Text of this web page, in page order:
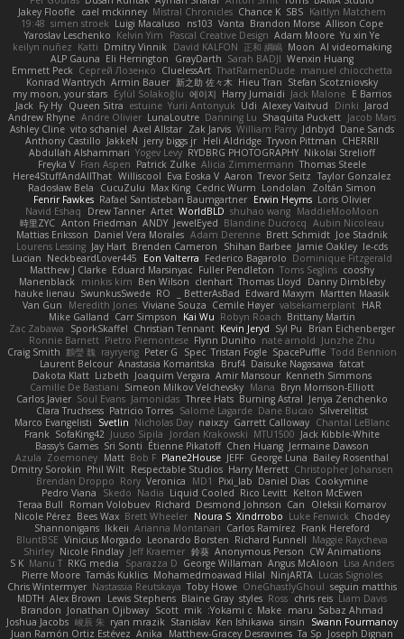
Kaitlyn Matchem
SBS
Chance K
Mistral Chronicles
cael mckinney
Jakey Floofle
Allison Cope
Brandon Morse
Vanta
ns103
Luigi Macaluso
simen stroek
19:48
Yu xin Ye
Adam Moore
Pascal Creative Design
Kelvin Yim
Yaroslav Leschenko
AI videomaking
Moon
正和 綱嶋
David KALFON
Dmitry Vinnik
Katti
keilyn nuñez
Wenxin Huang
Sarah BADJI
GrayDarth
Eli Herrington
ALP Gauna
manuel chiocchetta
ThatRamenDude
CluelessArt
Cергей Лозенко
Emmett Peck
Stefan Scotzniovsky
Hieu Tran
新之助 佐々木
Armin Bauer
Konrad Wantrych
E Barrios
Jack Malone
Harry Jumaidi
에이지
Eylül Solakoğlu
my moon, your stars
Jarod
Dinki
Alexey Vaitvud
Udi
Yurii Antonyuk
estuine
Queen Sitra
Fy Hy
Jack
Jacob Mars
Shaquita Puckett
Danning Lu
LunaLoutre
Andre Olivier
Andrew Rhyne
Dane Sands
Jdnbyd
William Parry
Zak Jarvis
Axel Allstar
vito schaniel
Ashley Cline
CHERRII
Tryvon Pittman
Heli Aldridge
jerry biggs jr
JakkeN
Anthony Castillo
Nikolai Strelioff
RYDBRG PHOTOGRAPHY
Yogev Levy
Abdullah Alshammari
Thomas Steele
Alicia Zimmermann
Patrick Zulke
Fran Aspen
Freyka V
Taylor Gonzalez
Trevor Seitz
Aaron
Eva Eoska V
Williscool
Here4StuffAndAllThat
Zoltán Simon
Londolan
Cedric Wurm
Max King
CucuZulu
Radosław Bela
Loris Olivier
Erwin Heyms
Rafael Santisteban Baumgartner
Fenrir Fawkes
MaddieMooMoon
shuhao wang
WorldBLD
Artet
Drew Tanner
Navid Eshaq
Aubin Nicoleau
Blandine Ducrocq
JewelEyed
ANDY
Anton Friedman
時里ZYC
Joe Stadnik
Brett Schmidt
Adam Derenne
Daniel Vera Morales
Mattias Eriksson
le-cds
Jamie Oakley
Shihan Barbee
Brenden Cameron
Jay Hart
Lourens Lessing
Dominique Fitzgerald
Federico Bagarolo
Eon Valterra
NeckbeardLover445
Lucian
cooshy
Toms Seglins
Fuller Pendleton
Eduard Marsinyac
Matthew J Clarke
Danny Dimbleby
Thomas Lloyd
clenhart
Ben Wilson
minkis kim
Manenblack
Martten Maasik
Edward Maxym
BetterAsBad _
RO
SwunkusSwede
hauke lienau
HAR
valsekamerplant
Cemile Høyer
Viviane Souza
Meredith Jones
Van Gun
Brittany Martin
Robyn Roach
Kai Wu
Carr Simpson
Mike Galland
Brian Eichenberger
Syl Pu
Kevin Jeryd
Christian Tennant
SporkSkaffel
Zac Zabawa
Junzhe Zhu
nate arnold
Flynn Duniho
Pietro Piemontese
Ronnie Barnett
Todd Bennion
SpacePuffle
Tristan Fogle
Spec
Peter G
rayryeng
鸝瑩 魏
Craig Smith
fatcat
Daisuke Nagasawa
Bruf4
Anastasia Komaritska
Laurent Belcour
Kenneth Simmons
Amir Mansour
Joaquim Vergara
Lizbeth
Dakota Klatt
Bryn Morrison-Elliott
Mana
Simeon Milkov Velchevsky
Camille De Bastiani
Jenya Zenchenko
Burning Astral
Three Hats
Jamonidas
Soul Evans
Carlos Javier
Silverelitist
Dane Bucao
Salomé Lagarde
Patricio Torres
Clara Truchsess
Chantal LeBlanc
Garrett Calloway
nøixzy
Nicholas Day
Svetlin
Marco Evangelisti
Jack Kibble-White
MTU1500
Jordan Krakowski
Juuso Sipilä
SofaKing42
Frank
Jermaine Dawson
Chen Huang
Étienne Pikatoff
Sri Sonti
Bassy's Games
Bailey Rosenthal
George Luna
JEFF
Plane2House
Bob F
Matt
Zoemoney
Azula
Christopher Johansen
Harry Merrett
Respectable Studios
Phil Wilt
Dmitry Sorokin
Cookymine
Daniel Dias
Pixi_lab
MD1
Veronica
Rory
Brendan Droppo
Kelton McEwen
Rico Levitt
Liquid Cooled
Nadia
Skedo
Pedro Viana
Oleksii Komarov
Can
Desmond Johnson
Richard
Roman Volobuev
Teraa Bull
Chodey
Luke Fenwick
Xindrrobo
Noura S
Brett Wheeler
Bees Wax
Nicole Pérez
Frank Hereford
Carlos Ramírez
Arianna Montanari
Ikkeii
Shannonigans
Maggie Raycheva
Richard Funnell
Leonardo Borsten
Vinicius Morgado
BluntBSE
CW Animations
Anonymous Person
鈴葵
Jeff Kraemer
Nicole Findlay
Shirley
Lisa Anders
Angus McAloon
George Willaman
Sparazza D
RKG media
Manu T
S K
Lucas Signoles
NinjARTA
Mohamedmoawad Hilal
Tamás Kuklics
Pierre Moore
seguin matthis
OneGhastlyGhoul
Toby Howe
Nastassia Reutskaya
Chris Wintermyer
Liam Davis
chris reis
Ross
styles
Blaine Gray
Lewis Stephens
Alex Brown
MDTH
Sabaz Ahmad
maru
Make
Yokami c:
mik
Scott
Jonathan Ojibway
Brandon
Swann Fourmanoy
sinsin
Ken Ishikawa
Stanislav
ryan mrazik
峻辰 朱
Joshua Jacobs
Joseph Dignan
Ta Sp
Matthew-Gracey Desravines
Anika
Juan Ramón Ortiz Estévez